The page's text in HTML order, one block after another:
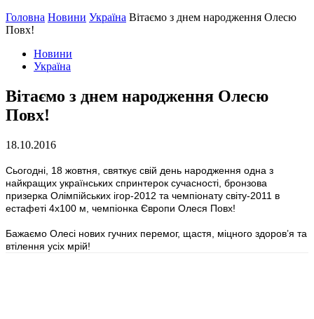
Головна Новини Україна Вітаємо з днем народження Олесю
Повх!
Новини
Україна
Вітаємо з днем народження Олесю
Повх!
18.10.2016
Сьогодні, 18 жовтня, святкує свій день народження одна з
найкращих українських спринтерок сучасності, бронзова
призерка Олімпійських ігор-2012 та чемпіонату світу-2011 в
естафеті 4х100 м, чемпіонка Європи Олеся Повх!
Бажаємо Олесі нових гучних перемог, щастя, міцного здоров’я та
втілення усіх мрій!